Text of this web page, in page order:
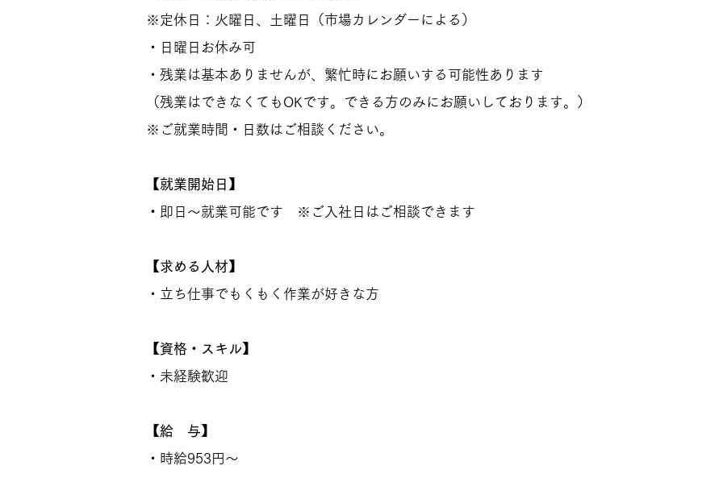
※定休日：火曜日、土曜日（市場カレンダーによる）
・日曜日お休み可
・残業は基本ありませんが、繁忙時にお願いする可能性あります
（残業はできなくてもOKです。できる方のみにお願いしております。）
※ご就業時間・日数はご相談ください。
【就業開始日】
・ 即日～就業可能です ※ご入社日はご相談できます
【求める人材】
・立ち仕事でもくもく作業が好きな方
【資格・スキル】
・未経験歓迎
【給 与】
・時給953円～